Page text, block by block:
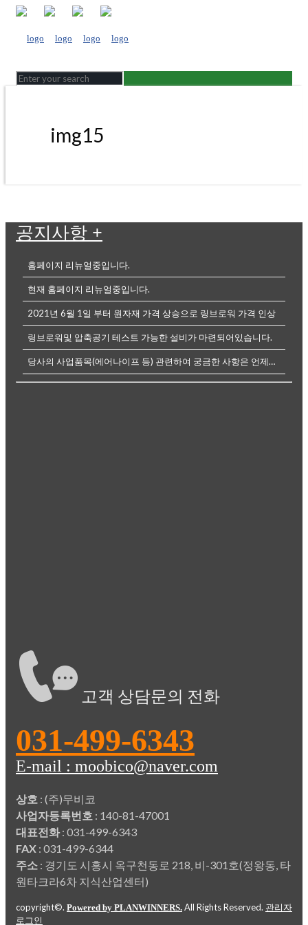
img15
공지사항 +
홈페이지 리뉴얼중입니다.
현재 홈페이지 리뉴얼중입니다.
2021년 6월 1일 부터 원자재 가격 상승으로 링브로워 가격 인상
링브로워및 압축공기 테스트 가능한 설비가 마련되어있습니다.
당사의 사업품목(에어나이프 등) 관련하여 궁금한 사항은 언제든전화나, 메...
고객 상담문의 전화
031-499-6343
E-mail : moobico@naver.com
상호 : (주)무비코
사업자등록번호 : 140-81-47001
대표전화: 031-499-6343
FAX : 031-499-6344
주소 : 경기도 시흥시 옥구천동로 218, 비-301호(정왕동, 타
원타크라6차 지식산업센터)
copyright©. Powered by PLANWINNERS. All Rights Reserved. 관리자
로그인